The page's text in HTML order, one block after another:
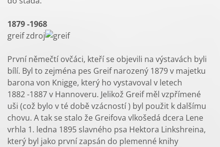
1879 -1968
greif zdroj
První němečtí ovčáci, kteří se objevili na výstavách byli
bílí. Byl to zejména pes Greif narozený 1879 v majetku
barona von Knigge, který ho vystavoval v letech
1882 -1887 v Hannoveru. Jelikož Greif měl vzpřímené
uši (což bylo v té době vzácností ) byl použit k dalšímu
chovu. A tak se stalo že Greifova vlkošedá dcera Lene
vrhla 1. ledna 1895 slavného psa Hektora Linkshreina,
který byl jako první zapsán do plemenné knihy